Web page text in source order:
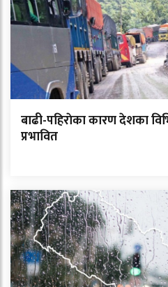
बाढी-पहिराेका कारण देशका
प्रभावित